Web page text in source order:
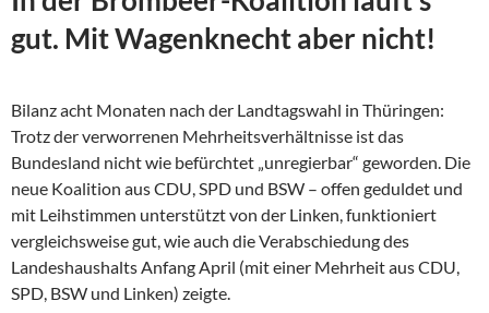
gut. Mit Wagenknecht aber nicht!
Bilanz acht Monaten nach der Landtagswahl in Thüringen:
Trotz der verworrenen Mehrheitsverhältnisse ist das
Bundesland nicht wie befürchtet „unregierbar“ geworden. Die
neue Koalition aus CDU, SPD und BSW – offen geduldet und
mit Leihstimmen unterstützt von der Linken, funktioniert
vergleichsweise gut, wie auch die Verabschiedung des
Landeshaushalts Anfang April (mit einer Mehrheit aus CDU,
SPD, BSW und Linken) zeigte.